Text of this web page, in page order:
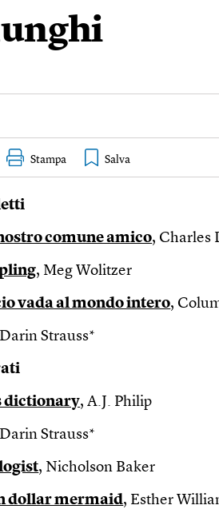
Stampa
comune amico, Charles
, Meg Wolitzer
vada al mondo intero,
Strauss*
dictionary, A.J. Philip
Strauss*
, Nicholson Baker
dollar mermaid, Esther